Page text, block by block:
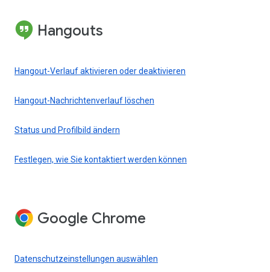
Hangouts
Hangout-Verlauf aktivieren oder deaktivieren
Hangout-Nachrichtenverlauf löschen
Status und Profilbild ändern
Festlegen, wie Sie kontaktiert werden können
Google Chrome
Datenschutzeinstellungen auswählen